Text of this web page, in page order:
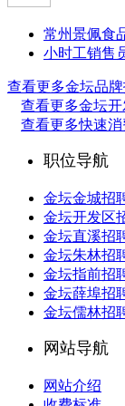
常州景佩食
小时工销售
查看更多金坛品
查看更多金坛
查看更多快速
职位导航
金坛金城招
金坛开发区
金坛直溪招
金坛朱林招
金坛指前招
金坛薛埠招
金坛儒林招
网站导航
网站介绍